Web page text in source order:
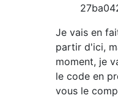
Je vais en
partir d'ici,
moment, je
le code en
vous le